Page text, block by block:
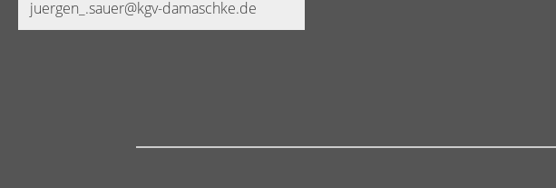
juergen_.sauer@kgv-damaschke.de